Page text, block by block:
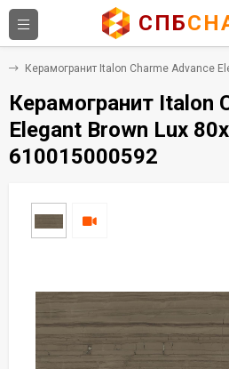
СПБ
Керамогранит Italon Charme Advance
Керамогранит Italon
Elegant Brown Lux
610015000592